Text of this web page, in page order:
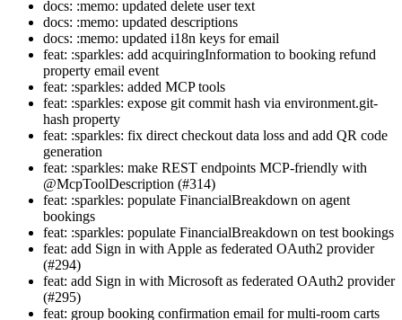
docs: :memo: updated delete user text
docs: :memo: updated descriptions
docs: :memo: updated i18n keys for email
feat: :sparkles: add acquiringInformation to booking refund
property email event
feat: :sparkles: added MCP tools
feat: :sparkles: expose git commit hash via environment.git-
hash property
feat: :sparkles: fix direct checkout data loss and add QR code
generation
feat: :sparkles: make REST endpoints MCP-friendly with
@McpToolDescription (#314)
feat: :sparkles: populate FinancialBreakdown on agent
bookings
feat: :sparkles: populate FinancialBreakdown on test bookings
feat: add Sign in with Apple as federated OAuth2 provider
(#294)
feat: add Sign in with Microsoft as federated OAuth2 provider
(#295)
feat: group booking confirmation email for multi-room carts